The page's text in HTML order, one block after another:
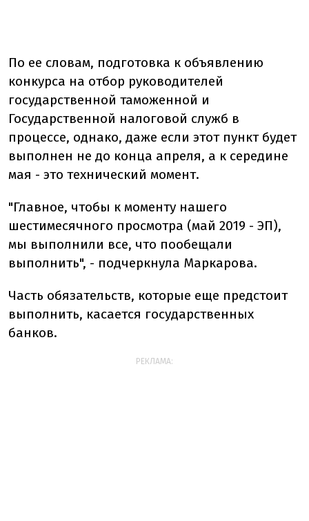
По ее словам, подготовка к объявлению
конкурса на отбор руководителей
государственной таможенной и
Государственной налоговой служб в
процессе, однако, даже если этот пункт будет
выполнен не до конца апреля, а к середине
мая - это технический момент.
"Главное, чтобы к моменту нашего
шестимесячного просмотра (май 2019 - ЭП),
мы выполнили все, что пообещали
выполнить", - подчеркнула Маркарова.
Часть обязательств, которые еще предстоит
выполнить, касается государственных
банков.
РЕКЛАМА: